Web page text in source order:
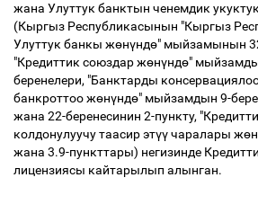
жана Улуттук банктын ченемдик
(Кыргыз Республикасынын "Кыргыз
Улуттук банкы жөнүндө" мыйзамынын
"Кредиттик союздар жөнүндө"
беренелери, "Банктарды
банкроттоо жөнүндө" мыйзамдын 9-
жана 22-беренесинин 2-пункту,
колдонулуучу таасир этүүчаралары жөн
жана 3.9-пункттары) негизинде
лицензиясы кайтарылып алынган.